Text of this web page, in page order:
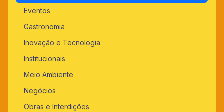
Eventos
Gastronomia
Inovação e Tecnologia
Institucionais
Meio Ambiente
Negócios
Obras e Interdições